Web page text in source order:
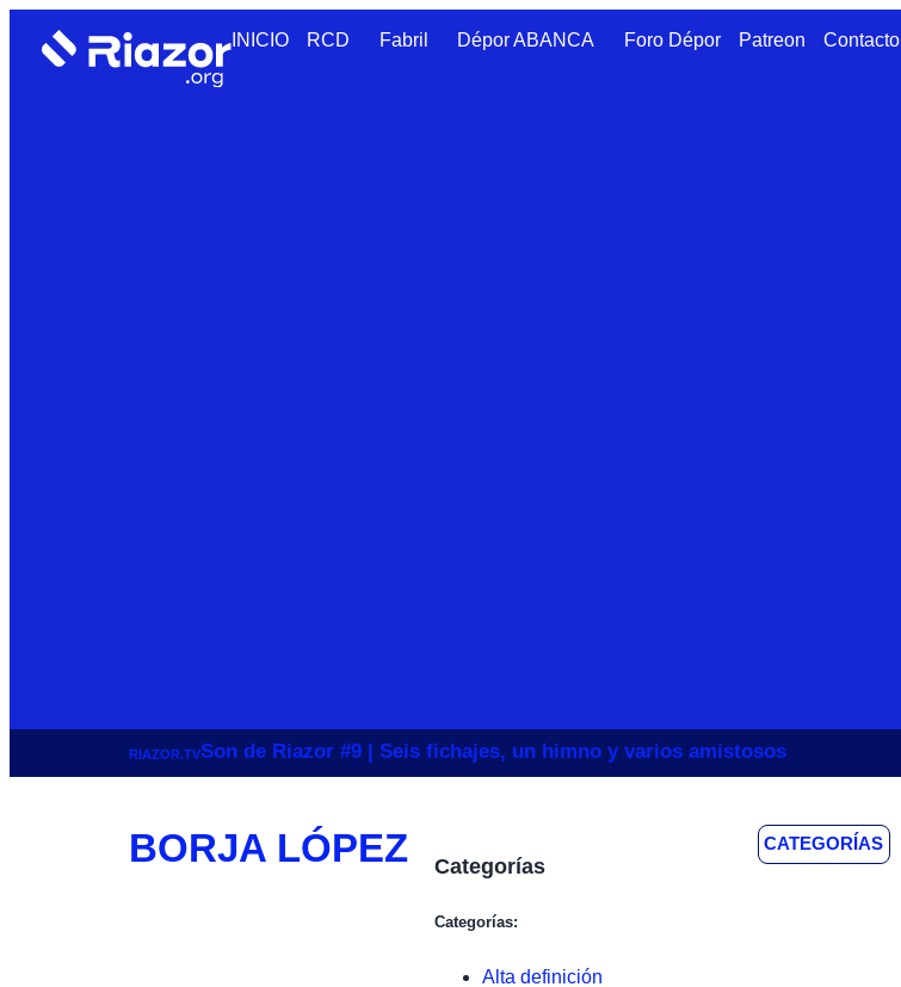
INICIO RCD Fabril Dépor ABANCA Foro Dépor Patreon Contacto
RIAZOR.TVSon de Riazor #9 | Seis fichajes, un himno y varios amistosos
BORJA LÓPEZ Categorías
Categorías:
Alta definición
CATEGORÍAS